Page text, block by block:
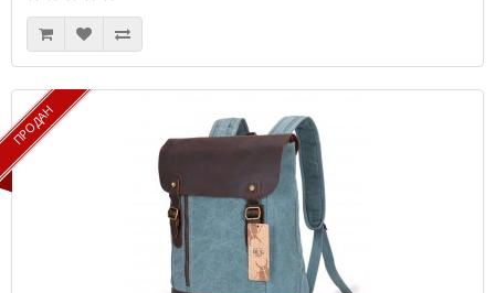
ПРОДАН
ПРОДАН